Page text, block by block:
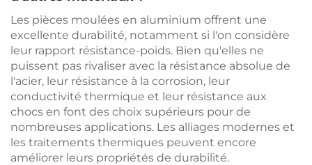
Les pièces moulées en aluminium offrent une
excellente durabilité, notamment si l'on considère
leur rapport résistance-poids. Bien qu'elles ne
puissent pas rivaliser avec la résistance absolue de
l'acier, leur résistance à la corrosion, leur
conductivité thermique et leur résistance aux
chocs en font des choix supérieurs pour de
nombreuses applications. Les alliages modernes et
les traitements thermiques peuvent encore
améliorer leurs propriétés de durabilité.